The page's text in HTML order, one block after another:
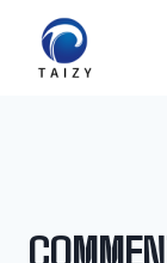
contenu